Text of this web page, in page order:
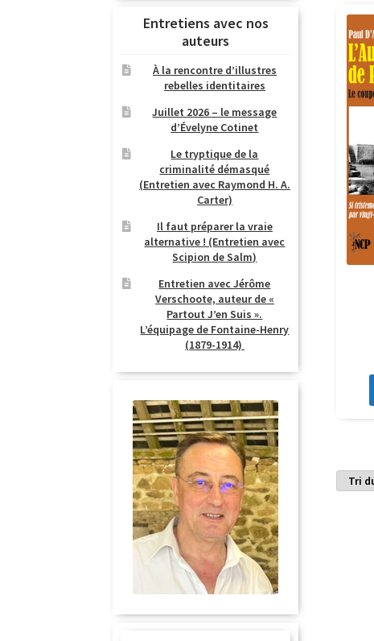
Entretiens avec nos
auteurs
À la rencontre d’illustres
rebelles identitaires
Juillet 2026 – le message
d’Évelyne Cotinet
Le tryptique de la
criminalité démasqué
(Entretien avec Raymond H. A.
Carter)
Il faut préparer la vraie
alternative ! (Entretien avec
Scipion de Salm)
Entretien avec Jérôme
Verschoote, auteur de «
Partout J’en Suis ».
L’équipage de Fontaine-Henry
(1879-1914)